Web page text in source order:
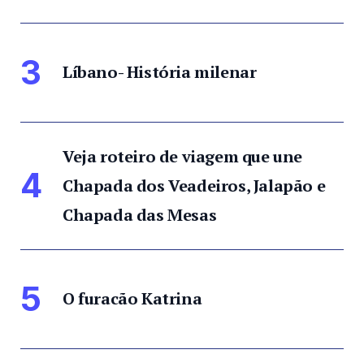
3 Líbano- História milenar
4
Veja roteiro de viagem que une
Chapada dos Veadeiros, Jalapão e
Chapada das Mesas
5 O furacão Katrina